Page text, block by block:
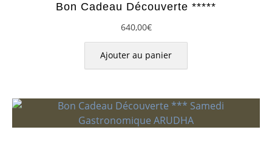
Bon Cadeau Découverte *****
640,00€
Ajouter au panier